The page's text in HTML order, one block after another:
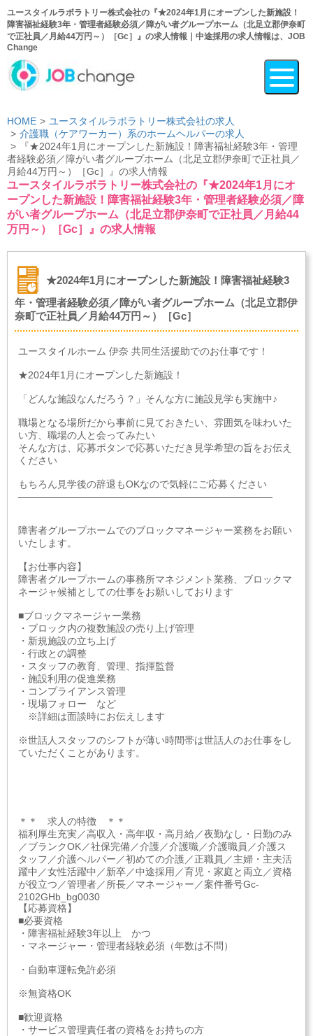
ユースタイルラボラトリー株式会社の『★2024年1月にオープンした新施設！
障害福祉経験3年・管理者経験必須／障がい者グループホーム（北足立郡伊奈町
で正社員／月給44万円～）［Gc］』の求人情報｜中途採用の求人情報は、JOB
Change
HOME
ユースタイルラボラトリー株式会社の求人
介護職（ケアワーカー）系のホームヘルパーの求人
『★2024年1月にオープンした新施設！障害福祉経験3年・管理
者経験必須／障がい者グループホーム（北足立郡伊奈町で正社員／
月給44万円～）［Gc］』の求人情報
ユースタイルラボラトリー株式会社の『★2024年1月にオ
ープンした新施設！障害福祉経験3年・管理者経験必須／障
がい者グループホーム（北足立郡伊奈町で正社員／月給44
万円～）［Gc］』の求人情報
★2024年1月にオープンした新施設！障害福祉経験3
年・管理者経験必須／障がい者グループホーム（北足立郡伊
奈町で正社員／月給44万円～）［Gc］
ユースタイルホーム 伊奈 共同生活援助でのお仕事です！
★2024年1月にオープンした新施設！
「どんな施設なんだろう？」そんな方に施設見学も実施中♪
職場となる場所だから事前に見ておきたい、雰囲気を味わいた
い方、職場の人と会ってみたい
そんな方は、応募ボタンで応募いただき見学希望の旨をお伝え
ください
もちろん見学後の辞退もOKなので気軽にご応募ください
――――――――――――――――――――――――――
障害者グループホームでのブロックマネージャー業務をお願い
いたします。
【お仕事内容】
障害者グループホームの事務所マネジメント業務、ブロックマ
ネージャ候補としての仕事をお願いしております
■ブロックマネージャー業務
・ブロック内の複数施設の売り上げ管理
・新規施設の立ち上げ
・行政との調整
・スタッフの教育、管理、指揮監督
・施設利用の促進業務
・コンプライアンス管理
・現場フォロー など
※詳細は面談時にお伝えします
※世話人スタッフのシフトが薄い時間帯は世話人のお仕事をし
ていただくことがあります。
＊＊ 求人の特徴 ＊＊
福利厚生充実／高収入・高年収・高月給／夜勤なし・日勤のみ
／ブランクOK／社保完備／介護／介護職／介護職員／介護ス
タッフ／介護ヘルパー／初めての介護／正職員／主婦・主夫活
躍中／女性活躍中／新卒／中途採用／育児・家庭と両立／資格
が役立つ／管理者／所長／マネージャー／案件番号Gc-
2102GHb_bg0030
【応募資格】
■必要資格
・障害福祉経験3年以上 かつ
・マネージャー・管理者経験必須（年数は不問）
・自動車運転免許必須
※無資格OK
■歓迎資格
・サービス管理責任者の資格をお持ちの方